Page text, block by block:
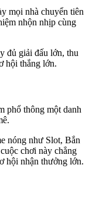
mọi nhà chuyển tiên
nhộn nhịp cùng
đủ giải đấu lớn, thu
hội thắng lớn.
phổ thông một danh
nóng như Slot, Bắn
chơi này chẳng
hội nhận thưởng lớn.